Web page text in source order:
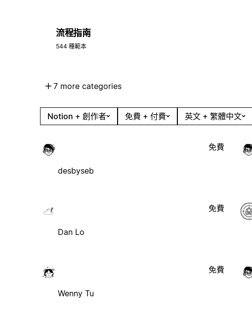
流程指南
544 種範本
7 more categories
Notion + 創作者 免費 + 付費 英文 + 繁體中文
desbyseb
免費
Dan Lo
免費
Wenny Tu
免費